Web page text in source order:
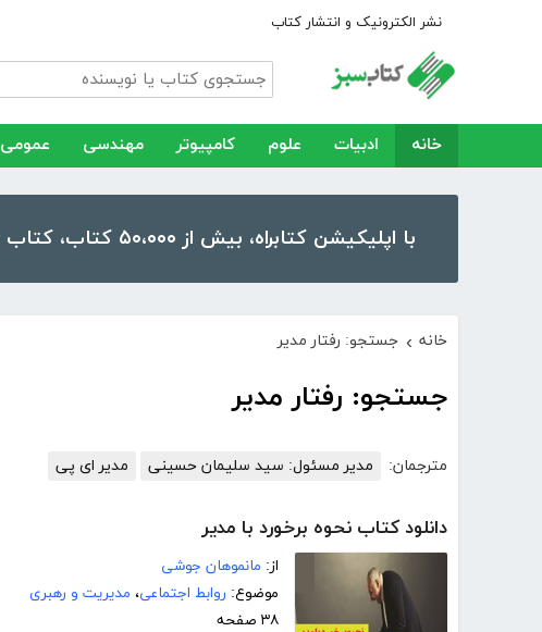
نشر الکترونیک و انتشار کتاب
خانه ادبیات علوم کامپیوتر مهندسی عمومی
با اپلیکیشن کتابراه، بیش از ۵۰،۰۰۰ کتاب، کتاب صوتی و رمان را در موبایل و تبلت خود داشته باشید!
خانه › جستجو: رفتار مدیر
جستجو: رفتار مدیر
مترجمان: مدیر مسئول: سید سلیمان حسینی مدیر ای پی
دانلود کتاب نحوه برخورد با مدیر
از: مانموهان جوشی
موضوع: روابط اجتماعی، مدیریت و رهبری
۳۸ صفحه